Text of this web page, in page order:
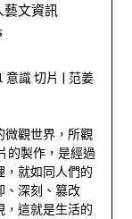
藝文資訊
意識 切片 | 范姜
微觀世界，所觀
的製作，是經過
，就如同人們的
、深刻、篡改
，這就是生活的